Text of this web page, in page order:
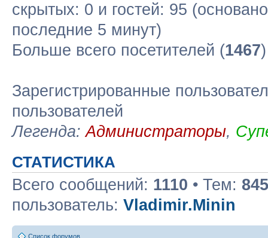
скрытых: 0 и гостей: 95
последние 5 минут)
Больше всего посетителей (1467
Зарегистрированные
пользователей
Легенда:Администраторы,
СТАТИСТИКА
Всего сообщений: 1110 • Тем: 845
пользователь: Vladimir.Minin
Список форумов